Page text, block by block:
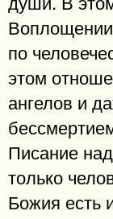
по
этом
ангелов и
Писание
только
Божия есть